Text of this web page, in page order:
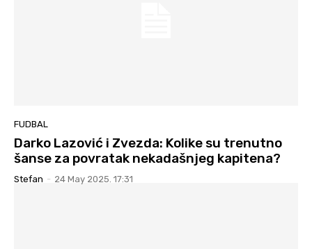
FUDBAL
Darko Lazović i Zvezda: Kolike su trenutno
šanse za povratak nekadašnjeg kapitena?
Stefan - 24 May 2025. 17:31